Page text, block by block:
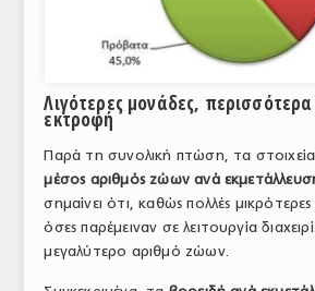
Λιγότερες μονάδες,
εκτροφή
Παρά τη συνολική πτώση, τα στοιχεία
μέσος αριθμός ζώων ανά
σημαίνει ότι, καθώς πολλές
όσες παρέμειναν σε λειτουργία
μεγαλύτερο αριθμό ζώων.